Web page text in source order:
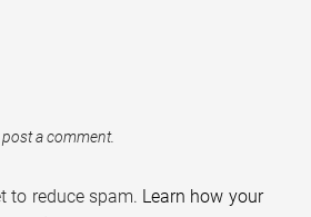
a comment.
to reduce spam. Learn how your